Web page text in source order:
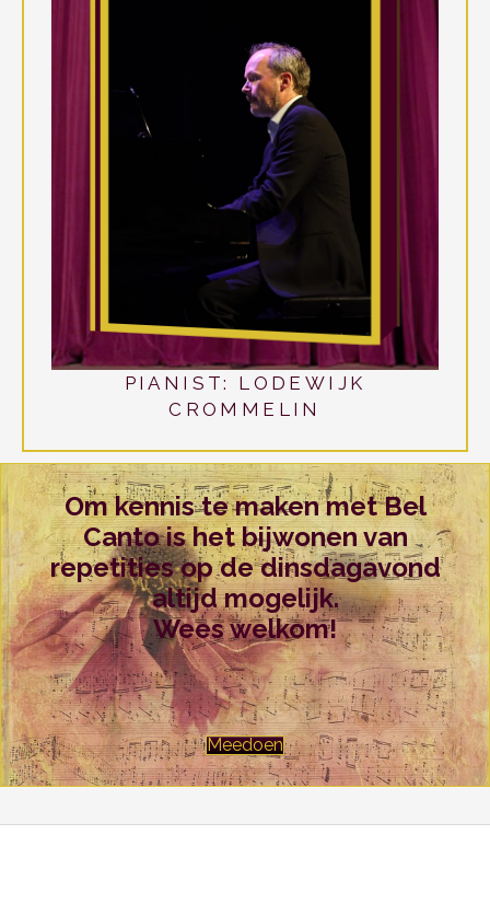
PIANIST: LODEWIJK
CROMMELIN
Om kennis te maken met Bel
Canto is het bijwonen van
repetities op de dinsdagavond
altijd mogelijk.
Wees welkom!
Meedoen